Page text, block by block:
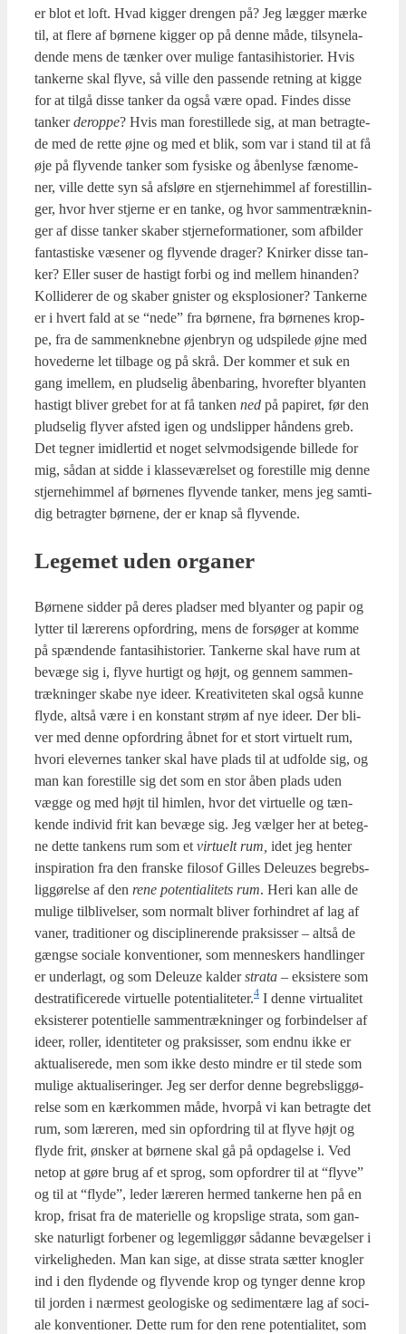
er blot et loft. Hvad kig­ger dren­gen på? Jeg læg­ger mær­ke
til, at fle­re af bør­ne­ne kig­ger op på den­ne måde, til­sy­ne­la­
den­de mens de tæn­ker over muli­ge fan­ta­si­hi­sto­ri­er. Hvis
tan­ker­ne skal fly­ve, så vil­le den pas­sen­de ret­ning at kig­ge
for at til­gå dis­se tan­ker da også være opad. Fin­des dis­se
tan­kerderop­pe? Hvis man fore­stil­le­de sig, at man betrag­te­
de med de ret­te øjne og med et blik, som var i stand til at få
øje på fly­ven­de tan­ker som fysi­ske og åben­ly­se fæno­me­
ner, vil­le det­te syn så afslø­re en stjer­ne­him­mel af fore­stil­lin­
ger, hvor hver stjer­ne er en tan­ke, og hvor sam­men­træk­nin­
ger af dis­se tan­ker ska­ber stjer­ne­for­ma­tio­ner, som afbil­der
fan­ta­sti­ske væse­ner og fly­ven­de dra­ger? Knir­ker dis­se tan­
ker? Eller suser de hastigt for­bi og ind mel­lem hin­an­den?
Kol­li­de­rer de og ska­ber gni­ster og eks­plo­sio­ner? Tan­ker­ne
er i hvert fald at se “nede” fra bør­ne­ne, fra bør­ne­nes krop­
pe, fra de sam­men­k­neb­ne øjen­bryn og udspi­le­de øjne med
hove­d­er­ne let til­ba­ge og på skrå. Der kom­mer et suk en
gang imel­lem, en plud­se­lig åben­ba­ring, hvor­ef­ter bly­an­ten
hastigt bli­ver gre­bet for at få tan­ken ned på papi­ret, før den
plud­se­lig fly­ver afsted igen og unds­lip­per hån­dens greb.
Det teg­ner imid­ler­tid et noget selv­mod­si­gen­de bil­le­de for
mig, sådan at sid­de i klas­se­væ­rel­set og fore­stil­le mig den­ne
stjer­ne­him­mel af bør­ne­nes fly­ven­de tan­ker, mens jeg sam­ti­
dig betrag­ter bør­ne­ne, der er knap så fly­ven­de.
Lege­met uden orga­ner
Bør­ne­ne sid­der på deres plad­ser med bly­an­ter og papir og
lyt­ter til lære­rens opfor­dring, mens de for­sø­ger at kom­me
på spæn­den­de fan­ta­si­hi­sto­ri­er. Tan­ker­ne skal have rum at
bevæ­ge sig i, fly­ve hur­tigt og højt, og gen­nem sam­men­
træk­nin­ger ska­be nye ide­er. Kre­a­ti­vi­te­ten skal også kun­ne
fly­de, alt­så være i en kon­stant strøm af nye ide­er. Der bli­
ver med den­ne opfor­dring åbnet for et stort vir­tu­elt rum,
hvori ele­ver­nes tan­ker skal have plads til at udfol­de sig, og
man kan fore­stil­le sig det som en stor åben plads uden
væg­ge og med højt til him­len, hvor det vir­tu­el­le og tæn­
ken­de indi­vid frit kan bevæ­ge sig. Jeg væl­ger her at beteg­
ne det­te tan­kens rum som et vir­tu­elt rum, idet jeg hen­ter
inspira­tion fra den fran­ske filo­sof Gil­les Deleuzes begrebs­
lig­gø­rel­se af den rene poten­ti­a­litets rum. Heri kan alle de
muli­ge til­bli­vel­ser, som nor­malt bli­ver for­hin­dret af lag af
vaner, tra­di­tio­ner og disci­pli­ne­ren­de prak­sis­ser – alt­så de
gængse soci­a­le kon­ven­tio­ner, som men­ne­skers handling­er
er under­lagt, og som Deleuze kal­derstra­ta – eksi­ste­re som
destra­ti­fi­ce­re­de vir­tu­el­le potentialiteter.4 I den­ne vir­tu­a­li­tet
eksi­ste­rer poten­ti­el­le sam­men­træk­nin­ger og for­bin­del­ser af
ide­er, rol­ler, iden­ti­te­ter og prak­sis­ser, som end­nu ikke er
aktu­a­li­se­re­de, men som ikke desto min­dre er til ste­de som
muli­ge aktu­a­li­se­rin­ger. Jeg ser der­for den­ne begrebs­lig­gø­
rel­se som en kærkom­men måde, hvor­på vi kan betrag­te det
rum, som lære­ren, med sin opfor­dring til at fly­ve højt og
fly­de frit, ønsker at bør­ne­ne skal gå på opda­gel­se i. Ved
net­op at gøre brug af et sprog, som opfor­drer til at “fly­ve”
og til at “fly­de”, leder lære­ren her­med tan­ker­ne hen på en
krop, fri­sat fra de mate­ri­el­le og krops­li­ge stra­ta, som gan­
ske natur­ligt for­be­ner og legem­lig­gør sådan­ne bevæ­gel­ser i
vir­ke­lig­he­den. Man kan sige, at dis­se stra­ta sæt­ter knog­ler
ind i den fly­den­de og fly­ven­de krop og tyn­ger den­ne krop
til jor­den i nær­mest geo­lo­gi­ske og sedi­men­tæ­re lag af soci­
a­le kon­ven­tio­ner. Det­te rum for den rene poten­ti­a­litet, som